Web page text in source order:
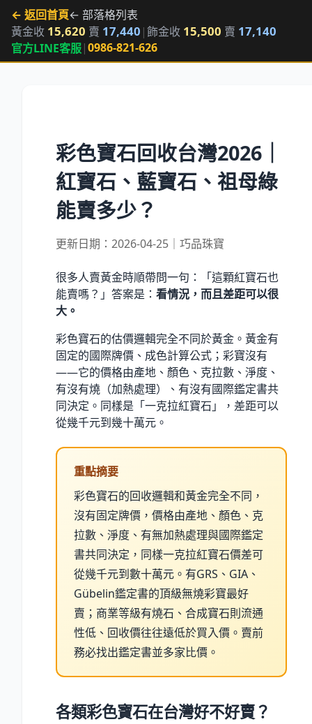
← 返回首頁← 部落格列表
黃金收 15,620 賣 17,440 |飾金收 15,500 賣 17,140
官方LINE客服|0986-821-626
彩色寶石回收台灣2026｜
紅寶石、藍寶石、祖母綠
能賣多少？
更新日期：2026-04-25｜巧品珠寶
很多人賣黃金時順帶問一句：「這顆紅寶石也
能賣嗎？」答案是： 看情況，而且差距可以很
大。
彩色寶石的估價邏輯完全不同於黃金。黃金有
固定的國際牌價、成色計算公式；彩寶沒有
——它的價格由產地、顏色、克拉數、淨度、
有沒有燒（加熱處理）、有沒有國際鑑定書共
同決定。同樣是「一克拉紅寶石」，差距可以
從幾千元到幾十萬元。
重點摘要
彩色寶石的回收邏輯和黃金完全不同，
沒有固定牌價，價格由產地、顏色、克
拉數、淨度、有無加熱處理與國際鑑定
書共同決定，同樣一克拉紅寶石價差可
從幾千元到數十萬元。有GRS、GIA、
Gübelin鑑定書的頂級無燒彩寶最好
賣；商業等級有燒石、合成寶石則流通
性低、回收價往往遠低於買入價。賣前
務必找出鑑定書並多家比價。
各類彩色寶石在台灣好不好賣？